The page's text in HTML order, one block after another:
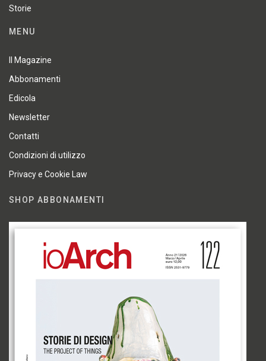
Storie
MENU
Il Magazine
Abbonamenti
Edicola
Newsletter
Contatti
Condizioni di utilizzo
Privacy e Cookie Law
SHOP ABBONAMENTI